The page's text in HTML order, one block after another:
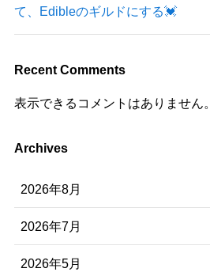
て、Edibleのギルドにする💓
Recent Comments
表示できるコメントはありません。
Archives
2026年8月
2026年7月
2026年5月